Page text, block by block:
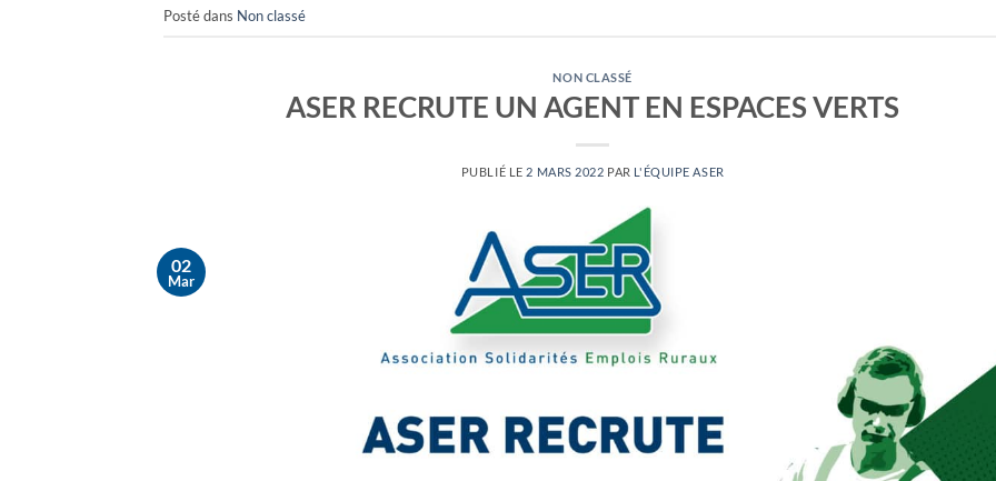
Posté dans Non classé
NON CLASSÉ
ASER RECRUTE UN AGENT EN ESPACES VERTS
PUBLIÉ LE 2 MARS 2022 PAR L'ÉQUIPE ASER
02
Mar